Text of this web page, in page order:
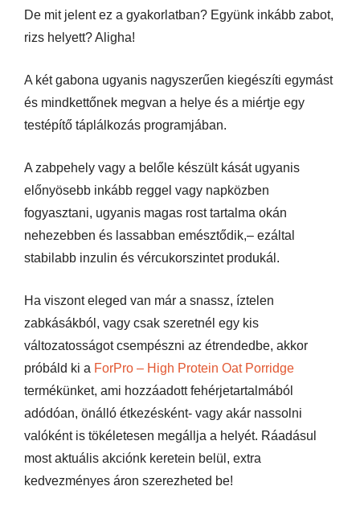
De mit jelent ez a gyakorlatban? Együnk inkább zabot,
rizs helyett? Aligha!
A két gabona ugyanis nagyszerűen kiegészíti egymást
és mindkettőnek megvan a helye és a miértje egy
testépítő táplálkozás programjában.
A zabpehely vagy a belőle készült kását ugyanis
előnyösebb inkább reggel vagy napközben
fogyasztani, ugyanis magas rost tartalma okán
nehezebben és lassabban emésztődik,– ezáltal
stabilabb inzulin és vércukorszintet produkál.
Ha viszont eleged van már a snassz, íztelen
zabkásákból, vagy csak szeretnél egy kis
változatosságot csempészni az étrendedbe, akkor
próbáld ki a ForPro – High Protein Oat Porridge
termékünket, ami hozzáadott fehérjetartalmából
adódóan, önálló étkezésként- vagy akár nassolni
valóként is tökéletesen megállja a helyét. Ráadásul
most aktuális akciónk keretein belül, extra
kedvezményes áron szerezheted be!